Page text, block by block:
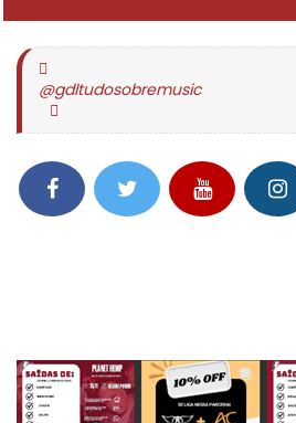
@gdltudosobremusic